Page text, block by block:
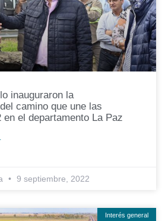
inauguraron la
camino que une las
en el departamento La Paz
9 septiembre, 2022
Interés general